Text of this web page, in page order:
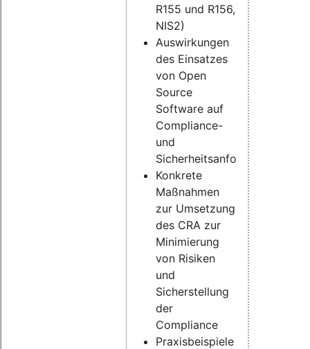
R155 und R156,
NIS2)
Auswirkungen
des Einsatzes
von Open
Source
Software auf
Compliance-
und
Sicherheitsanforderungen
Konkrete
Maßnahmen
zur Umsetzung
des CRA zur
Minimierung
von Risiken
und
Sicherstellung
der
Compliance
Praxisbeispiele